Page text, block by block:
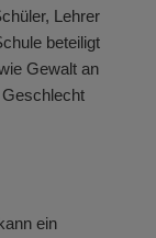
Lehrer
beteiligt
Gewalt an
ein